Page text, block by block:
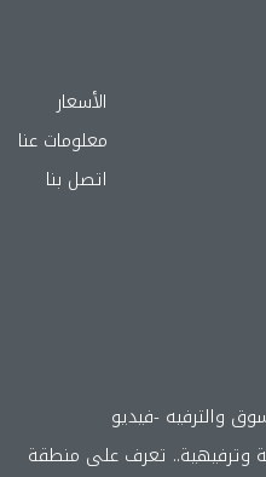
الأسعار
معلومات عنا
اتصل بنا
والترفيه -فيديو
وترفيهية.. تعرف على منطقة